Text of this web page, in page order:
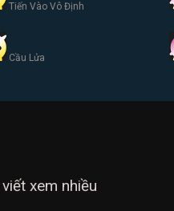
Tiến Vào Vô Định
Cầu Lửa
viết xem nhiều